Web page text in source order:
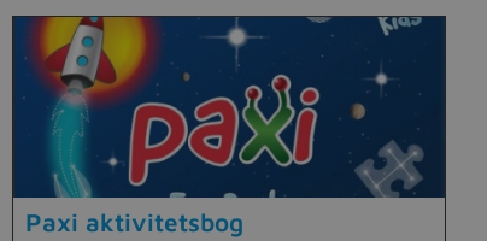
Paxi aktivitetsbog